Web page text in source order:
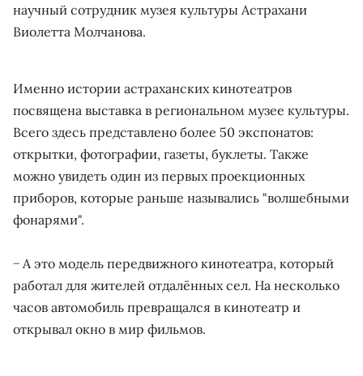
научный сотрудник музея культуры Астрахани
Виолетта Молчанова.
Именно истории астраханских кинотеатров
посвящена выставка в региональном музее культуры.
Всего здесь представлено более 50 экспонатов:
открытки, фотографии, газеты, буклеты. Также
можно увидеть один из первых проекционных
приборов, которые раньше назывались "волшебными
фонарями".
− А это модель передвижного кинотеатра, который
работал для жителей отдалённых сел. На несколько
часов автомобиль превращался в кинотеатр и
открывал окно в мир фильмов.